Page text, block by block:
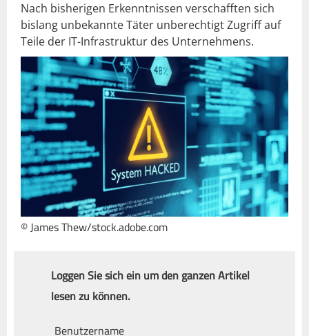
Nach bisherigen Erkenntnissen verschafften sich
bislang unbekannte Täter unberechtigt Zugriff auf
Teile der IT-Infrastruktur des Unternehmens.
© James Thew/stock.adobe.com
Loggen Sie sich ein um den ganzen Artikel
lesen zu können.